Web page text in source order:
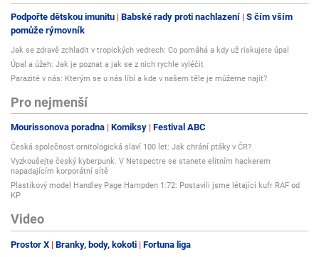
Podpořte dětskou imunitu Babské rady proti nachlazení S čím vším
pomůže rýmovník
Jak se zdravě zchladit v tropických vedrech: Co pomáhá a kdy už riskujete úpal
Úpal a úžeh: Jak je poznat a jak se z nich rychle vyléčit
Parazité v nás: Kterým se u nás líbí a kde v našem těle je můžeme najít?
Pro nejmenší
Mourissonova poradna Komiksy Festival ABC
Česká společnost ornitologická slaví 100 let: Jak chrání ptáky v ČR?
Vyzkoušejte český kyberpunk. V Netspectre se stanete elitním hackerem
napadajícím korporátní sítě
Plastikový model Handley Page Hampden 1:72: Postavili jsme létající kufr RAF od
KP
Video
Prostor X Branky, body, kokoti Fortuna liga